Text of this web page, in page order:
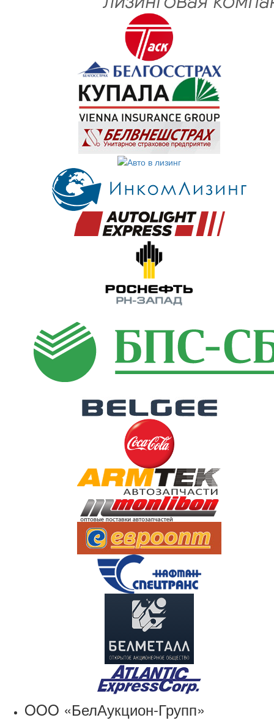
OOO «БелАукцион-Групп»